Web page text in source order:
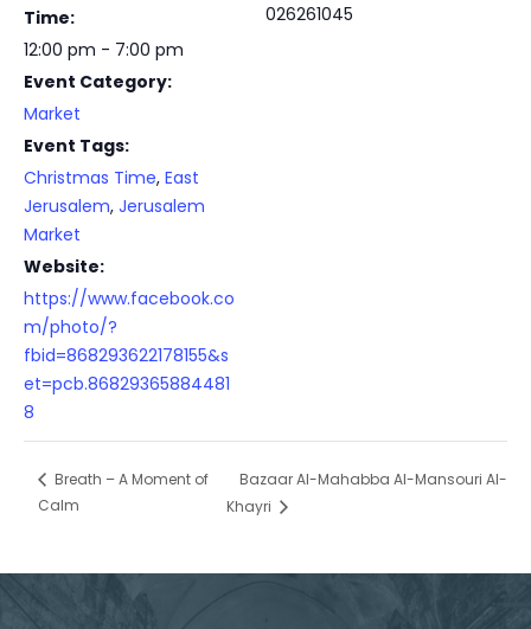
Time:
12:00 pm - 7:00 pm
Event Category:
Market
Event Tags:
Christmas Time, East
Jerusalem, Jerusalem
Market
Website:
https://www.facebook.co
m/photo/?
fbid=868293622178155&s
et=pcb.86829365884481
8
026261045
Breath – A Moment of
Calm
Bazaar Al-Mahabba Al-Mansouri Al-
Khayri